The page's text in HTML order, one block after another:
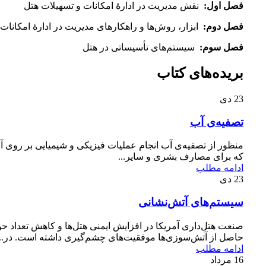
فصل اول: نقش مدیریت در ادارۀ امکانات و تسهیلات هتل
فصل دوم: ابزار، روش‌ها و راهکارهای مدیریت در ادارۀ
فصل سوم: سیستم‌های تأسیساتی در هتل
بریده‌های کتاب
23 دی
تصفیه‌ی آب
منظور از تصفیه‌ی آب انجام عملیات فیزیکی و شیمیایی بر
که برای مصارف بشری و سایر...
ادامه مطلب
23 دی
سیستم‌های آتش‌نشانی
صنعت هتل‌داری آمریکا در افزایش ایمنی هتل‌ها و کاهش تعداد
حاصل از آتش‌سوزی‌ها موفقیت‌های چشم‌گیری داشته است.
ادامه مطلب
16 مرداد